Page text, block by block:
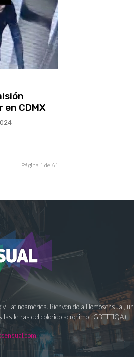
CDMX
Página 1 de 61
Latinoamérica. Bienvenido a Homosensual, un
letras del colorido acrónimo LGBTTTIQA+.